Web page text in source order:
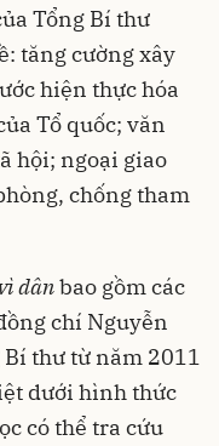
Tổng Bí thư
tăng cường xây
hiện thực hóa
Tổ quốc; văn
hội; ngoại giao
chống tham
dânbao gồm các
chí Nguyễn
thư từ năm 2011
dưới hình thức
có thể tra cứu